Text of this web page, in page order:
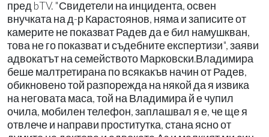
пред bTV. "Свидетели на инцидента, освен
внучката на д-р Карастоянов, няма и записите от
камерите не показват Радев да е бил намушкван,
това не го показват и съдебните експертизи", заяви
адвокатът на семейството Марковски.Владимира
беше малтретирана по всякакъв начин от Радев,
обикновено той разпорежда на някой да я извика
на неговата маса, той на Владимира й е чупил
очила, мобилен телефон, заплашвал я е, че ще я
отвлече и направи проститутка, стана ясно от